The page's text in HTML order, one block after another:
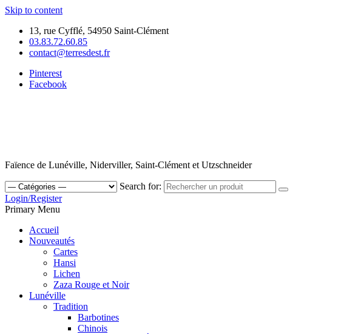
Skip to content
13, rue Cyfflé, 54950 Saint-Clément
03.83.72.60.85
contact@terresdest.fr
Pinterest
Facebook
Faïence de Lunéville, Niderviller, Saint-Clément et Utzschneider
Search for:
Login/Register
Primary Menu
Accueil
Nouveautés
Cartes
Hansi
Lichen
Zaza Rouge et Noir
Lunéville
Tradition
Barbotines
Chinois